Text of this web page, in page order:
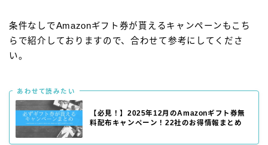
条件なしでAmazonギフト券が貰えるキャンペーンもこち
らで紹介しておりますので、合わせて参考にしてくださ
い。
あわせて読みたい
【必見！】2025年12月のAmazonギフト券無
料配布キャンペーン！22社のお得情報まとめ